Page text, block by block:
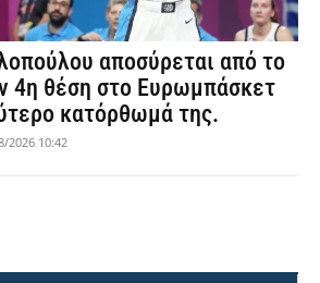
αποσύρεται από το
4η θέση στο Ευρωμπάσκετ
κατόρθωμά της.
2026 10:42